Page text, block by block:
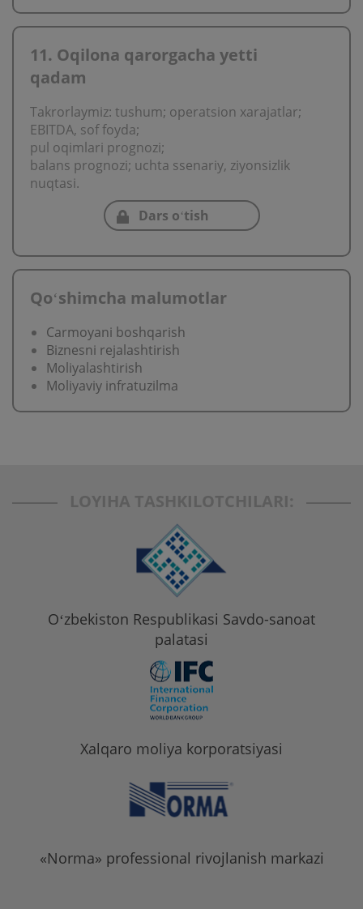
11. Oqilona qarorgacha yetti
qadam
Takrorlaymiz: tushum; operatsion хarajatlar;
EBITDA, sof foyda;
pul oqimlari prognozi;
balans prognozi; uchta ssenariy, ziyonsizlik
nuqtasi.
Dars oʻtish
Qoʻshimcha malumotlar
Carmoyani boshqarish
Biznesni rejalashtirish
Moliyalashtirish
Moliyaviy infratuzilma
LOYIHA TASHKILOTCHILARI:
Oʻzbekiston Respublikasi Savdo-sanoat
palatasi
Xalqaro moliya korporatsiyasi
«Norma» professional rivojlanish markazi